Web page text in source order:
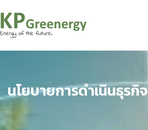
นโยบายการดำเนินธุรกิจ